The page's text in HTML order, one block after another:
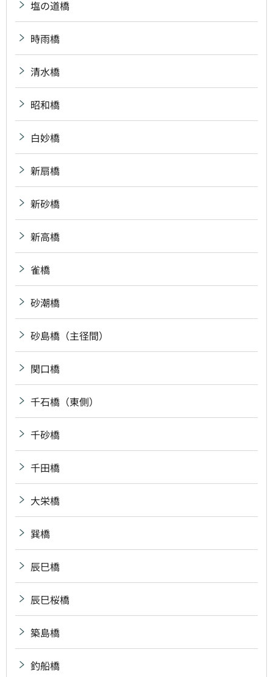
塩の道橋
時雨橋
清水橋
昭和橋
白妙橋
新扇橋
新砂橋
新高橋
雀橋
砂潮橋
砂島橋（主径間）
関口橋
千石橋（東側）
千砂橋
千田橋
大栄橋
巽橋
辰巳橋
辰巳桜橋
築島橋
釣船橋